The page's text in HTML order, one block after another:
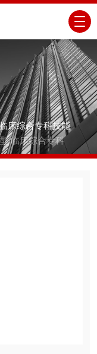
床综合专科技能
临床综合专科